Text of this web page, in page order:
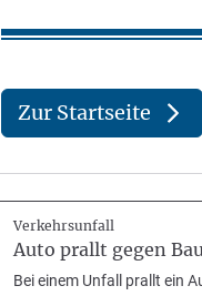
Zur Startseite
Verkehrsunfall
Auto prallt gegen
Bei einem Unfall prallt ein